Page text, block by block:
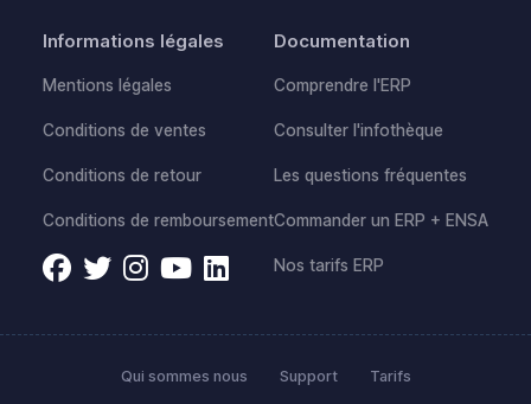
Informations légales
Mentions légales
Conditions de ventes
Conditions de retour
Conditions de remboursement
Documentation
Comprendre l'ERP
Consulter l'infothèque
Les questions fréquentes
Commander un ERP + ENSA
Nos tarifs ERP
Qui sommes nous Support Tarifs